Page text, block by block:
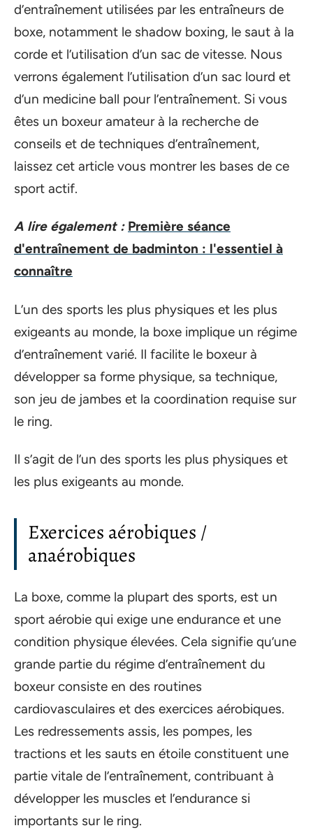
d’entraînement utilisées par les entraîneurs de
boxe, notamment le shadow boxing, le saut à la
corde et l’utilisation d’un sac de vitesse. Nous
verrons également l’utilisation d’un sac lourd et
d’un medicine ball pour l’entraînement. Si vous
êtes un boxeur amateur à la recherche de
conseils et de techniques d’entraînement,
laissez cet article vous montrer les bases de ce
sport actif.
A lire également : Première séance
d'entraînement de badminton : l'essentiel à
connaître
L’un des sports les plus physiques et les plus
exigeants au monde, la boxe implique un régime
d’entraînement varié. Il facilite le boxeur à
développer sa forme physique, sa technique,
son jeu de jambes et la coordination requise sur
le ring.
Il s’agit de l’un des sports les plus physiques et
les plus exigeants au monde.
Exercices aérobiques /
anaérobiques
La boxe, comme la plupart des sports, est un
sport aérobie qui exige une endurance et une
condition physique élevées. Cela signifie qu’une
grande partie du régime d’entraînement du
boxeur consiste en des routines
cardiovasculaires et des exercices aérobiques.
Les redressements assis, les pompes, les
tractions et les sauts en étoile constituent une
partie vitale de l’entraînement, contribuant à
développer les muscles et l’endurance si
importants sur le ring.